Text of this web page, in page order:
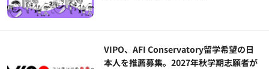
VIPO、AFI Conservatory留学希望の日
本人を推薦募集。2027年秋学期志願者が